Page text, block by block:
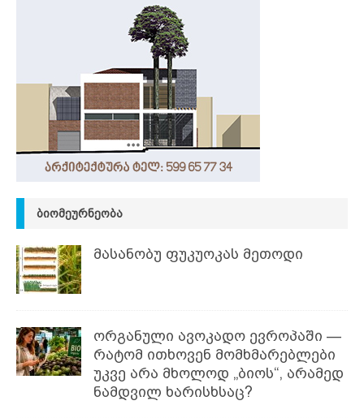
ᲑᲘᲝᲛᲔᲣᲠᲜᲔᲝᲑᲐ
მასანობუ ფუკუოკას მეთოდი
ორგანული ავოკადო ევროპაში —
რატომ ითხოვენ მომხმარებლები
უკვე არა მხოლოდ „ბიოს“, არამედ
ნამდვილ ხარისხსაც?